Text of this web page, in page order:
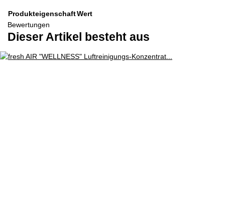
ProdukteigenschaftWert
Bewertungen
Dieser Artikel besteht aus